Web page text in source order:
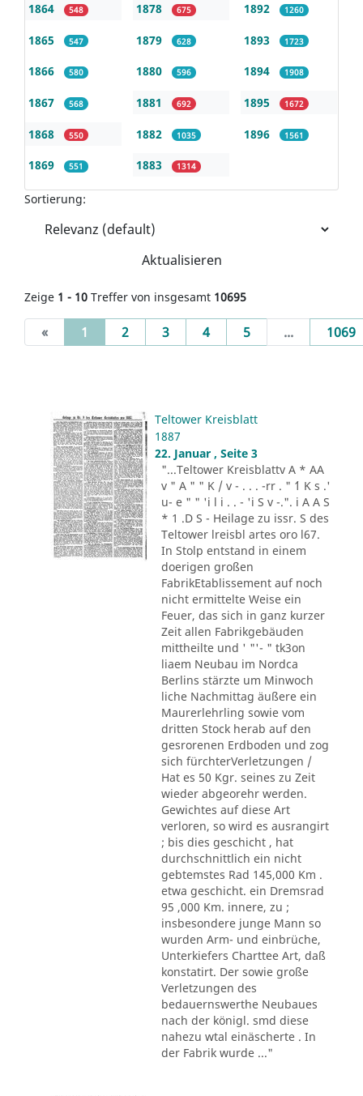
1864 548
1865 547
1866 580
1867 568
1868 550
1869 551
1878 675
1879 628
1880 596
1881 692
1882 1035
1883 1314
1892 1260
1893 1723
1894 1908
1895 1672
1896 1561
Sortierung:
Aktualisieren
Zeige 1 - 10 Treffer von insgesamt 10695
« 1 (current)
2 3 4 5 ... 1069
Teltower Kreisblatt
1887
22. Januar , Seite 3
"...Teltower Kreisblattv A * AA
v " A " " K / v - . . . -rr . " ´1 K s .'
u- e " " 'i l i . . - 'i S v -.". i A A S
* 1 .D S - Heilage zu issr. S des
Teltower lreisbl artes oro l67.
In Stolp entstand in einem
doerigen großen
FabrikEtablissement auf noch
nicht ermittelte Weise ein
Feuer, das sich in ganz kurzer
Zeit allen Fabrikgebäuden
mittheilte und ' "'- " tk3on
liaem Neubau im Nordca
Berlins stärzte um Minwoch
liche Nachmittag äußere ein
Maurerlehrling sowie vom
dritten Stock herab auf den
gesrorenen Erdboden und zog
sich fürchterVerletzungen /
Hat es 50 Kgr. seines zu Zeit
wieder abgeorehr werden.
Gewichtes auf diese Art
verloren, so wird es ausrangirt
; bis dies geschicht , hat
durchschnittlich ein nicht
gebtemstes Rad 145,000 Km .
etwa geschicht. ein Dremsrad
95 ,000 Km. innere, zu ;
insbesondere junge Mann so
wurden Arm- und einbrüche,
Unterkiefers Charttee Art, daß
konstatirt. Der sowie große
Verletzungen des
bedauernswerthe Neubaues
nach der königl. smd diese
nahezu wtal einäscherte . In
der Fabrik wurde ..."